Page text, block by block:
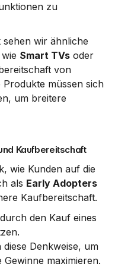
zu
sehen wir ähnliche
Smart TVs
von
Produkte müssen sich
um breitere
Kaufbereitschaft
wie Kunden auf die
als Early Adopters
Kaufbereitschaft.
den Kauf eines
Denkweise, um
maximieren.